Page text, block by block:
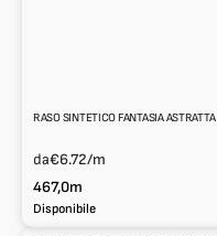
RASO SINTETICO FANTASIA ASTRATTA
da€6.72/m
467,0m
Disponibile